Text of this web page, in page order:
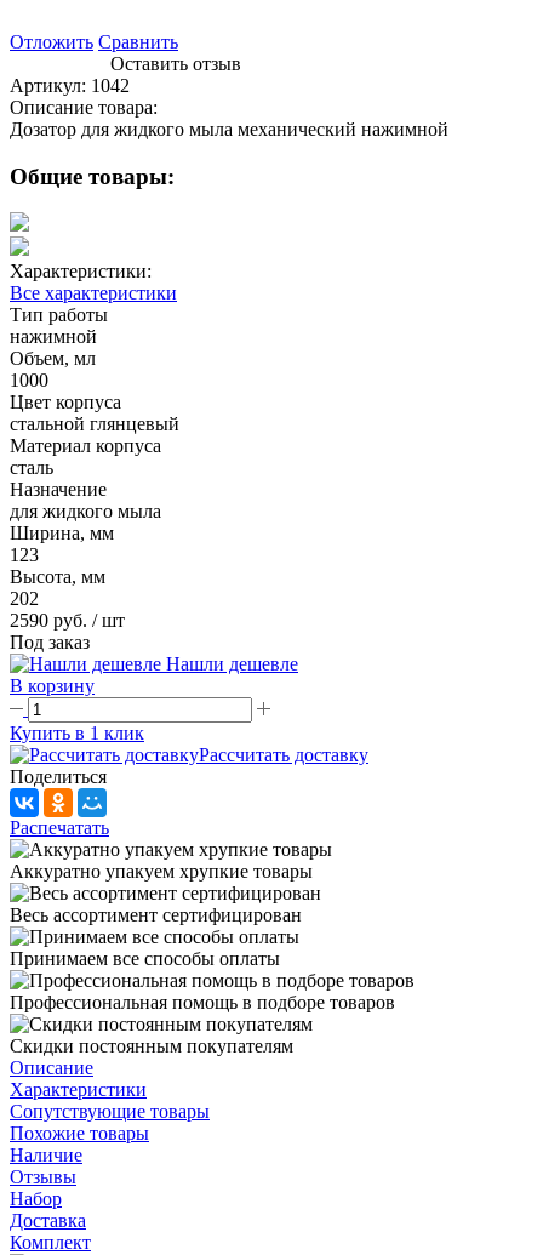
Отложить Сравнить
Оставить отзыв
Артикул: 1042
Описание товара:
Дозатор для жидкого мыла механический нажимной
Общие товары:
Характеристики:
Все характеристики
Тип работы
нажимной
Объем, мл
1000
Цвет корпуса
стальной глянцевый
Материал корпуса
сталь
Назначение
для жидкого мыла
Ширина, мм
123
Высота, мм
202
2590 руб. / шт
Под заказ
Нашли дешевле
В корзину
Купить в 1 клик
Рассчитать доставку
Поделиться
Распечатать
Аккуратно упакуем хрупкие товары
Весь ассортимент сертифицирован
Принимаем все способы оплаты
Профессиональная помощь в подборе товаров
Скидки постоянным покупателям
Описание
Характеристики
Сопутствующие товары
Похожие товары
Наличие
Отзывы
Набор
Доставка
Комплект